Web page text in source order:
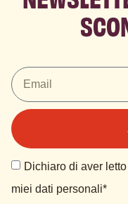
Dichiaro di aver
miei dati personali*